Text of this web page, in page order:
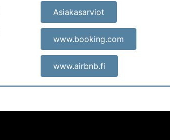
Asiakasarviot
www.booking.com
www.airbnb.fi